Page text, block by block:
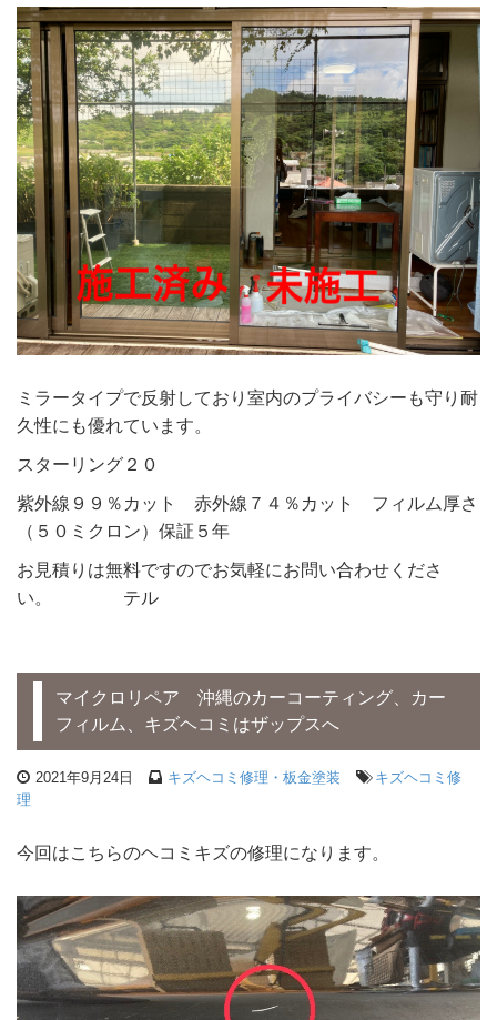
ミラータイプで反射しており室内のプライバシーも守り耐
久性にも優れています。
スターリング２０
紫外線９９％カット 赤外線７４％カット フィルム厚さ
（５０ミクロン）保証５年
お見積りは無料ですのでお気軽にお問い合わせくださ
い。 テル
マイクロリペア 沖縄のカーコーティング、カー
フィルム、キズヘコミはザップスへ
2021年9月24日 キズヘコミ修理・板金塗装
キズヘコミ修
理
今回はこちらのヘコミキズの修理になります。